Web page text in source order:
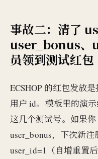
事故二：清了
user_bonus、
员领到测试红包
ECSHOP 的红包发放
用户 id。模板里的演
这几个测试号。如果你
user_bonus，下次新
user_id=1（自增重置